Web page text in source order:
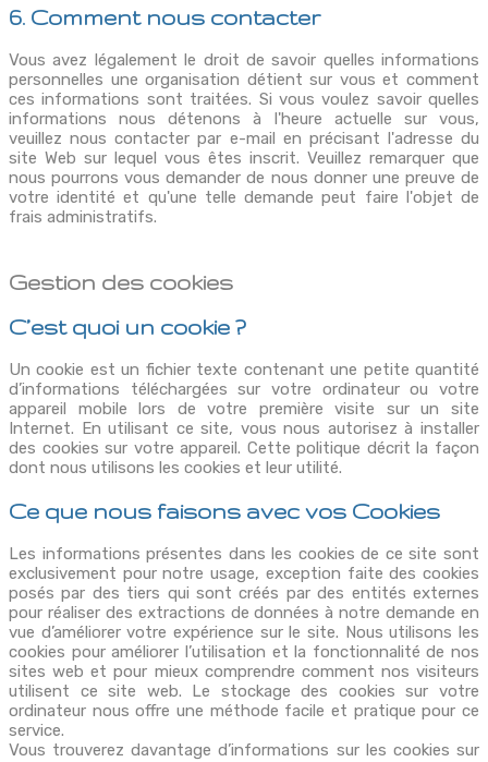
6. Comment nous contacter
Vous avez légalement le droit de savoir quelles informations
personnelles une organisation détient sur vous et comment
ces informations sont traitées. Si vous voulez savoir quelles
informations nous détenons à l'heure actuelle sur vous,
veuillez nous contacter par e-mail en précisant l'adresse du
site Web sur lequel vous êtes inscrit. Veuillez remarquer que
nous pourrons vous demander de nous donner une preuve de
votre identité et qu'une telle demande peut faire l'objet de
frais administratifs.
Gestion des cookies
C’est quoi un cookie ?
Un cookie est un fichier texte contenant une petite quantité
d’informations téléchargées sur votre ordinateur ou votre
appareil mobile lors de votre première visite sur un site
Internet. En utilisant ce site, vous nous autorisez à installer
des cookies sur votre appareil. Cette politique décrit la façon
dont nous utilisons les cookies et leur utilité.
Ce que nous faisons avec vos Cookies
Les informations présentes dans les cookies de ce site sont
exclusivement pour notre usage, exception faite des cookies
posés par des tiers qui sont créés par des entités externes
pour réaliser des extractions de données à notre demande en
vue d’améliorer votre expérience sur le site. Nous utilisons les
cookies pour améliorer l’utilisation et la fonctionnalité de nos
sites web et pour mieux comprendre comment nos visiteurs
utilisent ce site web. Le stockage des cookies sur votre
ordinateur nous offre une méthode facile et pratique pour ce
service.
Vous trouverez davantage d’informations sur les cookies sur